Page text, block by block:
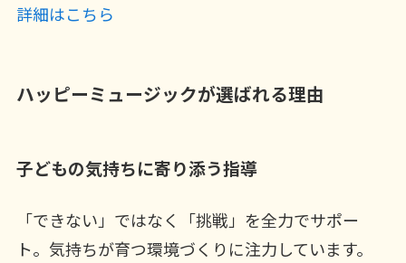
詳細はこちら
ハッピーミュージックが選ばれる理由
子どもの気持ちに寄り添う指導
「できない」ではなく「挑戦」を全力でサポー
ト。気持ちが育つ環境づくりに注力しています。